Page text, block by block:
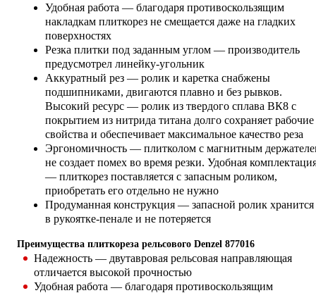
Удобная работа — благодаря противоскользящим
накладкам плиткорез не смещается даже на гладких
поверхностях
Резка плитки под заданным углом — производитель
предусмотрел линейку-угольник
Аккуратный рез — ролик и каретка снабжены
подшипниками, двигаются плавно и без рывков.
Высокий ресурс — ролик из твердого сплава ВК8 с
покрытием из нитрида титана долго сохраняет рабочие
свойства и обеспечивает максимальное качество реза
Эргономичность — плитколом с магнитным
не создает помех во время резки. Удобная
— плиткорез поставляется с запасным роликом,
приобретать его отдельно не нужно
Продуманная конструкция — запасной ролик хранится
в рукоятке-пенале и не потеряется
Преимущества плиткореза рельсового Denzel 877016
Надежность — двутавровая рельсовая направляющая
отличается высокой прочностью
Удобная работа — благодаря противоскользящим